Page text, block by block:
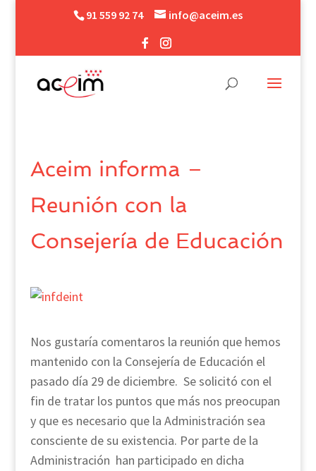
91 559 92 74 info@aceim.es
Aceim informa –
Reunión con la
Consejería de Educación
Nos gustaría comentaros la reunión que hemos
mantenido con la Consejería de Educación el
pasado día 29 de diciembre. Se solicitó con el
fin de tratar los puntos que más nos preocupan
y que es necesario que la Administración sea
consciente de su existencia. Por parte de la
Administración han participado en dicha